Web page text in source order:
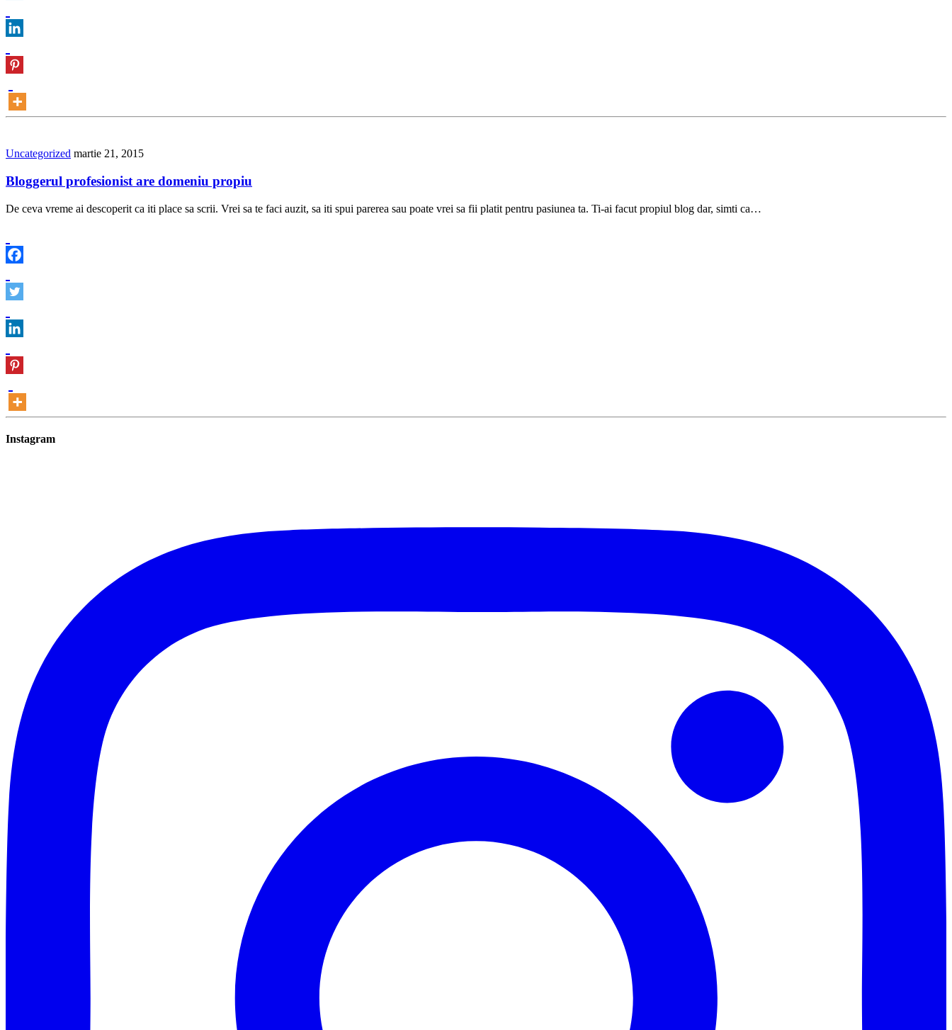
Uncategorized martie 21, 2015
Bloggerul profesionist are domeniu propiu
De ceva vreme ai descoperit ca iti place sa scrii. Vrei sa te faci auzit, sa iti spui parerea sau poate vrei sa fii platit pentru pasiunea ta. Ti-ai facut propiul blog dar, simti ca…
Instagram